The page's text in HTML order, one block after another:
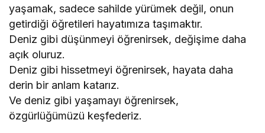
yaşamak, sadece sahilde yürümek değil, onun
getirdiği öğretileri hayatımıza taşımaktır.
Deniz gibi düşünmeyi öğrenirsek, değişime daha
açık oluruz.
Deniz gibi hissetmeyi öğrenirsek, hayata daha
derin bir anlam katarız.
Ve deniz gibi yaşamayı öğrenirsek,
özgürlüğümüzü keşfederiz.